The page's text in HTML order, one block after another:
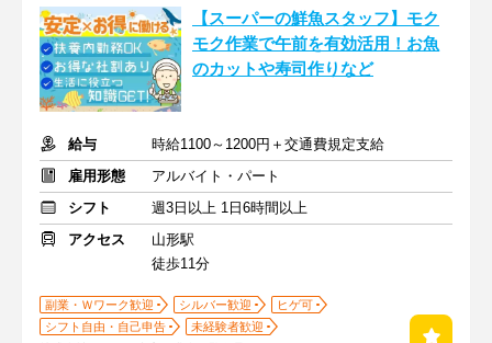
【スーパーの鮮魚スタッフ】モク
モク作業で午前を有効活用！お魚
のカットや寿司作りなど
給与
時給1100～1200円＋交通費規定支給
雇用形態
アルバイト・パート
シフト
週3日以上 1日6時間以上
アクセス
山形駅
徒歩11分
副業・Ｗワーク歓迎 シルバー歓迎
ヒゲ可
シフト自由・自己申告
未経験者歓迎